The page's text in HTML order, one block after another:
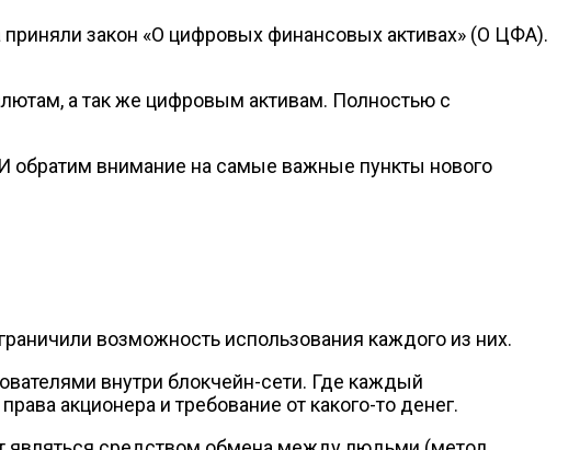
закон «О цифровых финансовых активах» (О ЦФА).
а так же цифровым активам. Полностью с
обратим внимание на самые важные пункты нового
возможность использования каждого из них.
внутри блокчейн-сети. Где каждый
акционера и требование от какого-то денег.